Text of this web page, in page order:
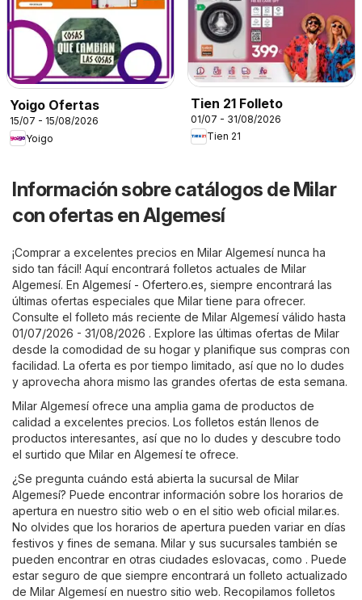
Yoigo Ofertas
15/07 - 15/08/2026
Yoigo
Tien 21 Folleto
01/07 - 31/08/2026
Tien 21
Información sobre catálogos de Milar
con ofertas en Algemesí
¡Comprar a excelentes precios en Milar Algemesí nunca ha
sido tan fácil! Aquí encontrará folletos actuales de Milar
Algemesí. En Algemesí - Ofertero.es , siempre encontrará las
últimas ofertas especiales que Milar tiene para ofrecer.
Consulte el folleto más reciente de Milar Algemesí válido hasta
01/07/2026 - 31/08/2026 . Explore las últimas ofertas de Milar
desde la comodidad de su hogar y planifique sus compras con
facilidad. La oferta es por tiempo limitado, así que no lo dudes
y aprovecha ahora mismo las grandes ofertas de esta semana.
Milar Algemesí ofrece una amplia gama de productos de
calidad a excelentes precios. Los folletos están llenos de
productos interesantes, así que no lo dudes y descubre todo
el surtido que Milar en Algemesí te ofrece.
¿Se pregunta cuándo está abierta la sucursal de Milar
Algemesí? Puede encontrar información sobre los horarios de
apertura en nuestro sitio web o en el sitio web oficial milar.es.
No olvides que los horarios de apertura pueden variar en días
festivos y fines de semana. Milar y sus sucursales también se
pueden encontrar en otras ciudades eslovacas, como . Puede
estar seguro de que siempre encontrará un folleto actualizado
de Milar Algemesí en nuestro sitio web. Recopilamos folletos